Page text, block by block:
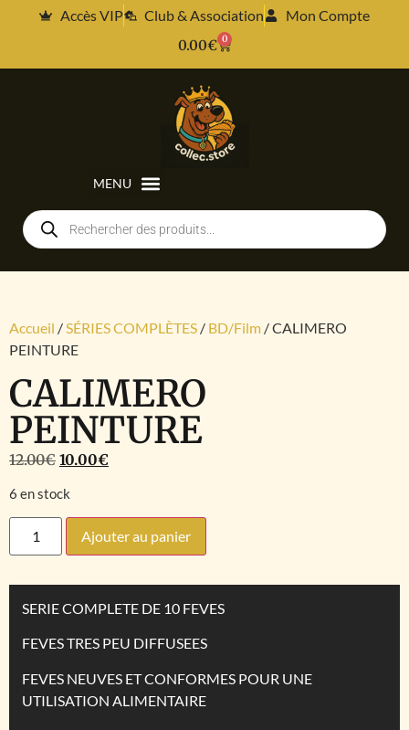
Accès VIP Club & Association
Mon Compte
0.00€ 0
Accueil /SÉRIES COMPLÈTES / BD/Film / CALIMERO
PEINTURE
CALIMERO
PEINTURE
12.00€ 10.00€
6 en stock
Ajouter au panier
SERIE COMPLETE DE 10 FEVES
FEVES TRES PEU DIFFUSEES
FEVES NEUVES ET CONFORMES POUR UNE
UTILISATION ALIMENTAIRE